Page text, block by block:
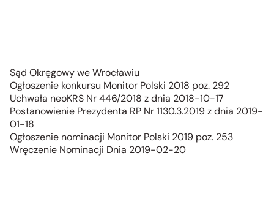
Sąd Okręgowy we Wrocławiu
Ogłoszenie konkursu Monitor Polski 2018 poz. 292
Uchwała neoKRS Nr 446/2018 z dnia 2018-10-17
Postanowienie Prezydenta RP Nr 1130.3.2019 z dnia 2019-
01-18
Ogłoszenie nominacji Monitor Polski 2019 poz. 253
Wręczenie Nominacji Dnia 2019-02-20